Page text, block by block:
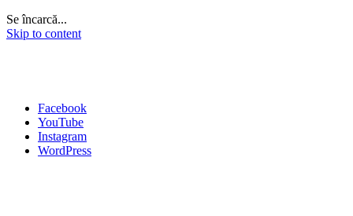
Se încarcă...
Skip to content
Facebook
YouTube
Instagram
WordPress